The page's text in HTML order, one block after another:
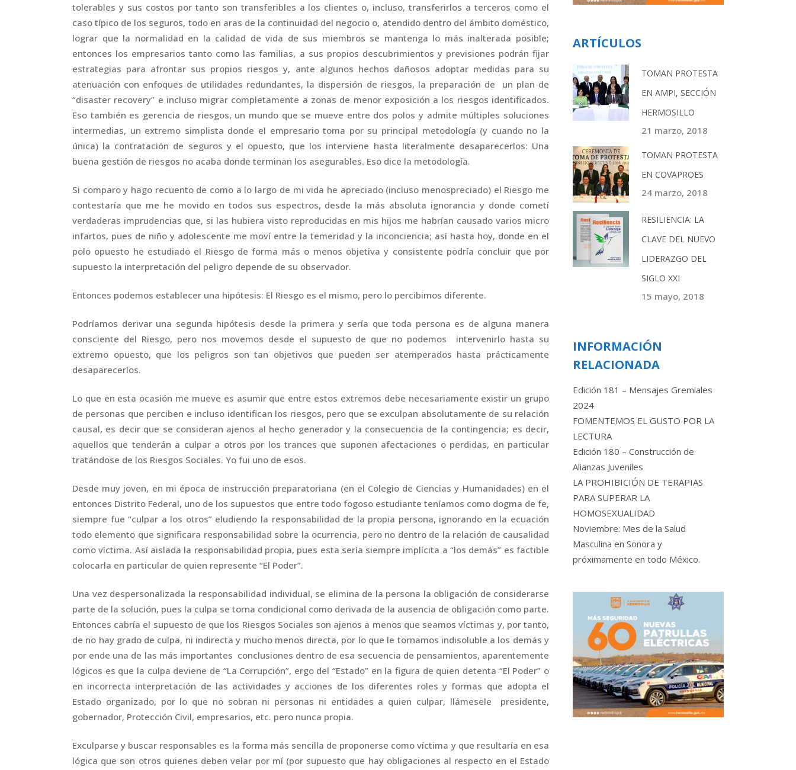
tolerables y sus costos por tanto son transferibles a los clientes o, incluso, transferirlos a terceros como el
caso típico de los seguros, todo en aras de la continuidad del negocio o, atendido dentro del ámbito doméstico,
lograr que la normalidad en la calidad de vida de sus miembros se mantenga lo más inalterada posible;
entonces los empresarios tanto como las familias, a sus propios descubrimientos y previsiones podrán fijar
estrategias para afrontar sus propios riesgos y, ante algunos hechos dañosos adoptar medidas para su
atenuación con enfoques de utilidades redundantes, la dispersión de riesgos, la preparación de un plan de
“disaster recovery” e incluso migrar completamente a zonas de menor exposición a los riesgos identificados.
Eso también es gerencia de riesgos, un mundo que se mueve entre dos polos y admite múltiples soluciones
intermedias, un extremo simplista donde el empresario toma por su principal metodología (y cuando no la
única) la contratación de seguros y el opuesto, que los interviene hasta literalmente desaparecerlos: Una
buena gestión de riesgos no acaba donde terminan los asegurables. Eso dice la metodología.
Si comparo y hago recuento de como a lo largo de mi vida he apreciado (incluso menospreciado) el Riesgo me
contestaría que me he movido en todos sus espectros, desde la más absoluta ignorancia y donde cometí
verdaderas imprudencias que, si las hubiera visto reproducidas en mis hijos me habrían causado varios micro
infartos, pues de niño y adolescente me moví entre la temeridad y la inconciencia; así hasta hoy, donde en el
polo opuesto he estudiado el Riesgo de forma más o menos objetiva y consistente podría concluir que por
supuesto la interpretación del peligro depende de su observador.
Entonces podemos establecer una hipótesis: El Riesgo es el mismo, pero lo percibimos diferente.
Podríamos derivar una segunda hipótesis desde la primera y sería que toda persona es de alguna manera
consciente del Riesgo, pero nos movemos desde el supuesto de que no podemos intervenirlo hasta su
extremo opuesto, que los peligros son tan objetivos que pueden ser atemperados hasta prácticamente
desaparecerlos.
Lo que en esta ocasión me mueve es asumir que entre estos extremos debe necesariamente existir un grupo
de personas que perciben e incluso identifican los riesgos, pero que se exculpan absolutamente de su relación
causal, es decir que se consideran ajenos al hecho generador y la consecuencia de la contingencia; es decir,
aquellos que tenderán a culpar a otros por los trances que suponen afectaciones o perdidas, en particular
tratándose de los Riesgos Sociales. Yo fui uno de esos.
Desde muy joven, en mi época de instrucción preparatoriana (en el Colegio de Ciencias y Humanidades) en el
entonces Distrito Federal, uno de los supuestos que entre todo fogoso estudiante teníamos como dogma de fe,
siempre fue “culpar a los otros” eludiendo la responsabilidad de la propia persona, ignorando en la ecuación
todo elemento que significara responsabilidad sobre la ocurrencia, pero no dentro de la relación de causalidad
como víctima. Así aislada la responsabilidad propia, pues esta sería siempre implícita a “los demás” es factible
colocarla en particular de quien represente “El Poder”.
Una vez despersonalizada la responsabilidad individual, se elimina de la persona la obligación de considerarse
parte de la solución, pues la culpa se torna condicional como derivada de la ausencia de obligación como parte.
Entonces cabría el supuesto de que los Riesgos Sociales son ajenos a menos que seamos víctimas y, por tanto,
de no hay grado de culpa, ni indirecta y mucho menos directa, por lo que le tornamos indisoluble a los demás y
por ende una de las más importantes conclusiones dentro de esa secuencia de pensamientos, aparentemente
lógicos es que la culpa deviene de “La Corrupción”, ergo del “Estado” en la figura de quien detenta “El Poder” o
en incorrecta interpretación de las actividades y acciones de los diferentes roles y formas que adopta el
Estado organizado, por lo que no sobran ni personas ni entidades a quien culpar, llámesele presidente,
gobernador, Protección Civil, empresarios, etc. pero nunca propia.
Exculparse y buscar responsables es la forma más sencilla de proponerse como víctima y que resultaría en esa
lógica que son otros quienes deben velar por mí (por supuesto que hay obligaciones al respecto en el Estado
ARTÍCULOS
TOMAN PROTESTA
EN AMPI, SECCIÓN
HERMOSILLO
21 marzo, 2018
TOMAN PROTESTA
EN COVAPROES
24 marzo, 2018
RESILIENCIA: LA
CLAVE DEL NUEVO
LIDERAZGO DEL
SIGLO XXI
15 mayo, 2018
INFORMACIÓN
RELACIONADA
Edición 181 – Mensajes Gremiales
2024
FOMENTEMOS EL GUSTO POR LA
LECTURA
Edición 180 – Construcción de
Alianzas Juveniles
LA PROHIBICIÓN DE TERAPIAS
PARA SUPERAR LA
HOMOSEXUALIDAD
Noviembre: Mes de la Salud
Masculina en Sonora y
próximamente en todo México.